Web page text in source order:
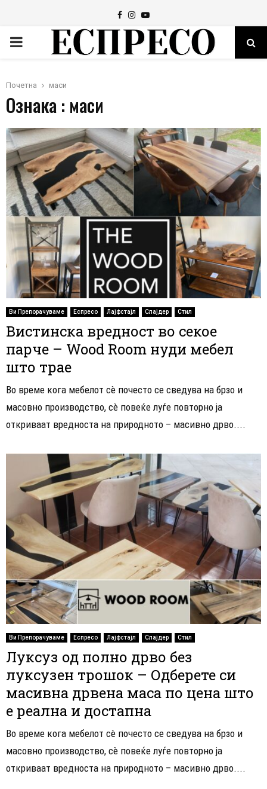
Facebook
Instagram
Youtube
PRIMARY
Почетна маси
Ознака : маси
Ви Препорачуваме Еспресо Лајфстајл Слајдер Стил
Вистинска вредност во секое
парче – Wood Room нуди мебел
што трае
Во време кога мебелот сè почесто се сведува на брзо и
масовно производство, сè повеќе луѓе повторно ја
откриваат вредноста на природното – масивно дрво....
Ви Препорачуваме Еспресо Лајфстајл Слајдер Стил
Луксуз од полно дрво без
луксузен трошок – Одберете си
масивна дрвена маса по цена што
е реална и достапна
Во време кога мебелот сè почесто се сведува на брзо и
масовно производство, сè повеќе луѓе повторно ја
откриваат вредноста на природното – масивно дрво....